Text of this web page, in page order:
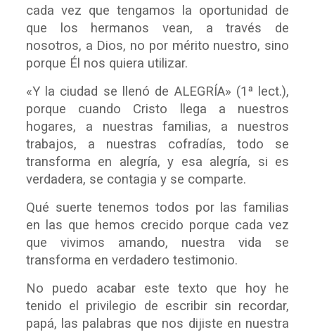
cada vez que tengamos la oportunidad de
que los hermanos vean, a través de
nosotros, a Dios, no por mérito nuestro, sino
porque Él nos quiera utilizar.
«Y la ciudad se llenó de ALEGRÍA» (1ª lect.),
porque cuando Cristo llega a nuestros
hogares, a nuestras familias, a nuestros
trabajos, a nuestras cofradías, todo se
transforma en alegría, y esa alegría, si es
verdadera, se contagia y se comparte.
Qué suerte tenemos todos por las familias
en las que hemos crecido porque cada vez
que vivimos amando, nuestra vida se
transforma en verdadero testimonio.
No puedo acabar este texto que hoy he
tenido el privilegio de escribir sin recordar,
papá, las palabras que nos dijiste en nuestra